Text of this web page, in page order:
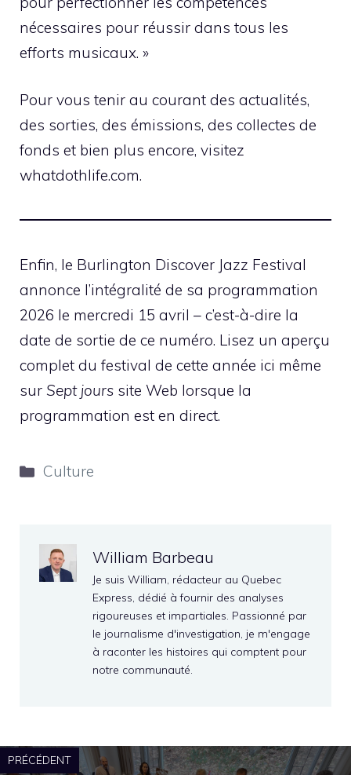
nécessaires pour réussir dans tous les
efforts musicaux. »
Pour vous tenir au courant des actualités,
des sorties, des émissions, des collectes de
fonds et bien plus encore, visitez
whatdothlife.com.
Enfin, le Burlington Discover Jazz Festival
annonce l’intégralité de sa programmation
2026 le mercredi 15 avril – c’est-à-dire la
date de sortie de ce numéro. Lisez un aperçu
complet du festival de cette année ici même
sur Sept jours site Web lorsque la
programmation est en direct.
Catégories
Culture
William Barbeau
Je suis William, rédacteur au Quebec
Express, dédié à fournir des analyses
rigoureuses et impartiales. Passionné par
le journalisme d'investigation, je m'engage
à raconter les histoires qui comptent pour
notre communauté.
PRÉCÉDENT